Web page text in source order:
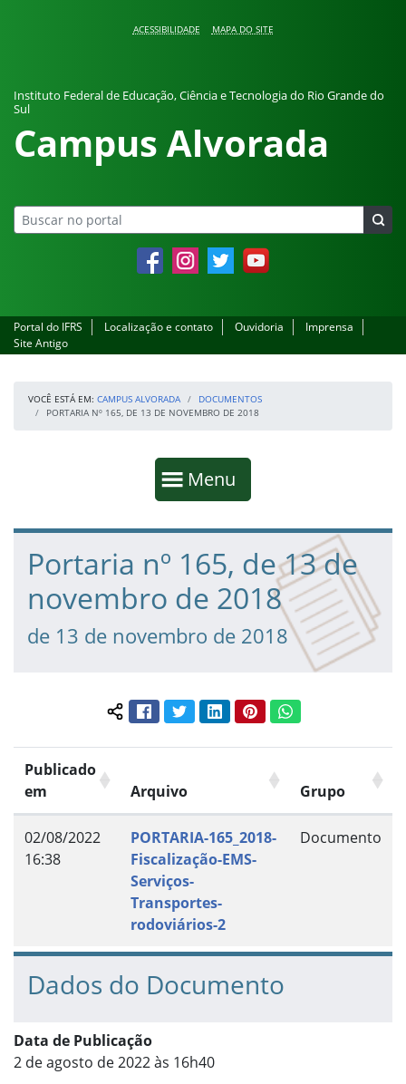
ACESSIBILIDADE MAPA DO SITE
Instituto Federal de Educação, Ciência e Tecnologia do Rio Grande do
Sul
Campus Alvorada
FacebookInstagramTwitter YouTube
Portal do IFRS Localização e contato Ouvidoria
Imprensa
Site Antigo
VOCÊ ESTÁ EM: CAMPUS ALVORADA
DOCUMENTOS
PORTARIA Nº 165, DE 13 DE NOVEMBRO DE 2018
Mostrar
Menu
Fim da navegação
Início do conteúdo
Portaria nº 165, de 13 de
novembro de 2018
de 13 de novembro de 2018
Compartilhar conteúdo:
FacebookTwitterLinkedInPinterestWhatsApp
Publicado
em
Arquivo Grupo
02/08/2022
16:38
PORTARIA-165_2018-
Fiscalização-EMS-
Serviços-
Transportes-
rodoviários-2
Documento
Dados do Documento
Data de Publicação
2 de agosto de 2022 às 16h40